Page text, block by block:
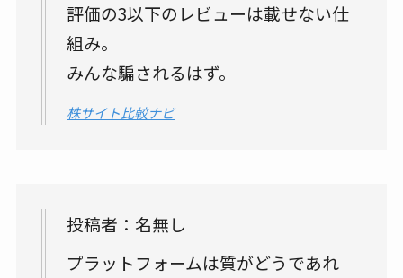
評価の3以下のレビューは載せない仕
組み。
みんな騙されるはず。
株サイト比較ナビ
投稿者：名無し
プラットフォームは質がどうであれ